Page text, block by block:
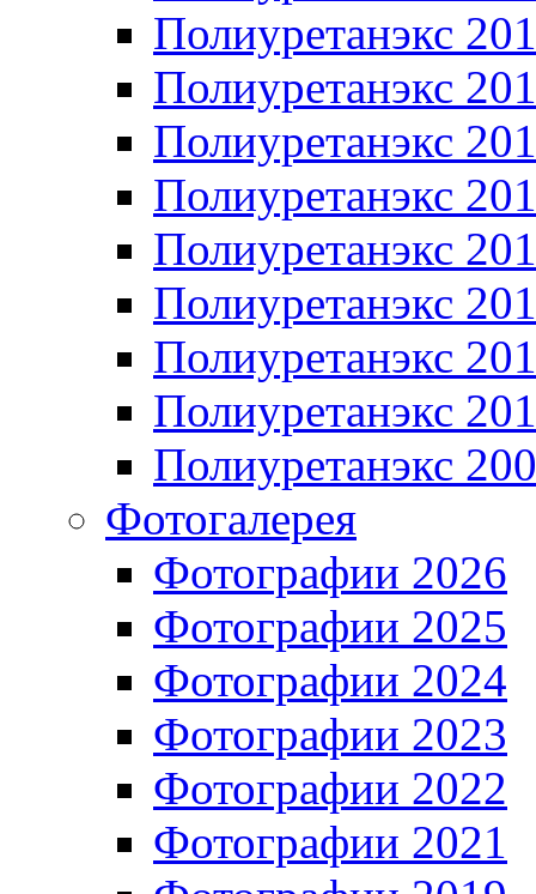
Полиуретанэкс
Полиуретанэкс
Полиуретанэкс
Полиуретанэкс
Полиуретанэкс
Полиуретанэкс
Полиуретанэкс
Полиуретанэкс
Полиуретанэкс
Фотогалерея
Фотографии 2026
Фотографии 2025
Фотографии 2024
Фотографии 2023
Фотографии 2022
Фотографии 2021